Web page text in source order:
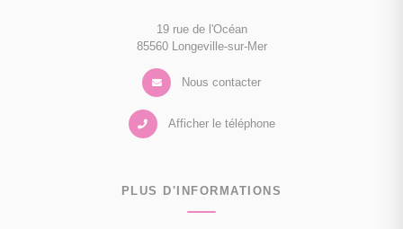
19 rue de l'Océan
85560 Longeville-sur-Mer
Nous contacter
Afficher le téléphone
PLUS D'INFORMATIONS